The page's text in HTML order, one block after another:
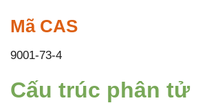
Mã CAS
9001-73-4
Cấu trúc phân tử